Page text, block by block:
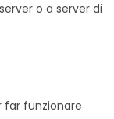
o a server di
far funzionare